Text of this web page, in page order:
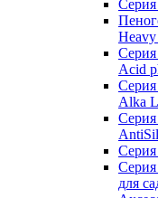
Acid
Alka
Серия
для